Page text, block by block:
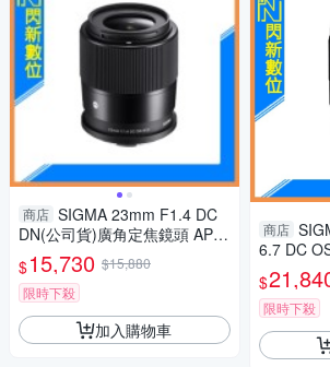
商店 SIGMA 23mm F1.4 DC
DN(公司貨)廣角定焦鏡頭 APS-
$15,730 $15,880
限時下殺
加入購物車
商店
6.7 DC
鏡 APS-C
$
限時下殺